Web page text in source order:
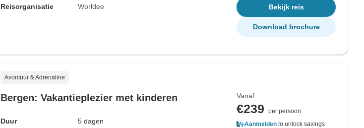
Reisorganisatie
Worldee Bekijk reis
Download brochure
Avontuur & Adrenaline
Bergen: Vakantieplezier met kinderen
Duur
5 dagen
Vanaf
€239
per persoon
Aanmelden to unlock savings